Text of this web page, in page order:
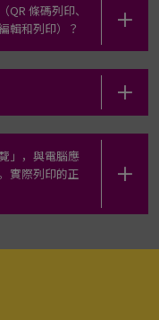
條碼列印、
輯和列印）？
」，與電腦應
實際列印的正